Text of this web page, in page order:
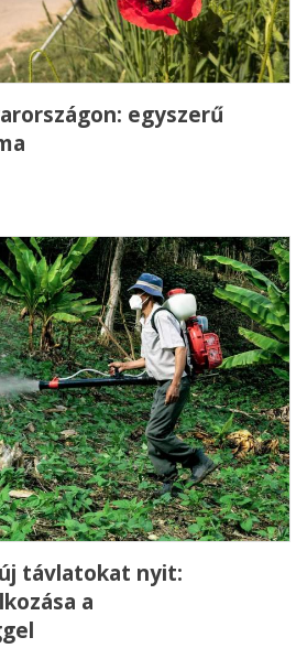
egyszerű
távlatokat nyit:
a